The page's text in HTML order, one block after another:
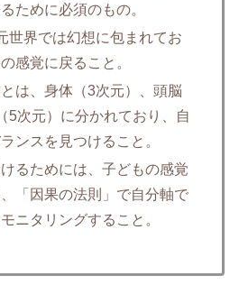
ために必須のもの。
世界では幻想に包まれてお
感覚に戻ること。
は、身体（3次元）、頭脳
5次元）に分かれており、自
ンスを見つけること。
るためには、子どもの感覚
「因果の法則」で自分軸で
ニタリングすること。